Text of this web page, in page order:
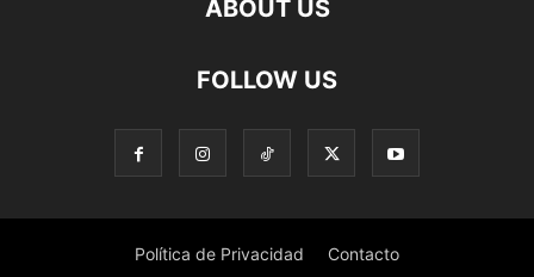
ABOUT US
FOLLOW US
Política de Privacidad Contacto